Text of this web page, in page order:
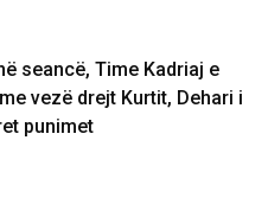
seancë, Time Kadriaj e
vezë drejt Kurtit, Dehari i
punimet